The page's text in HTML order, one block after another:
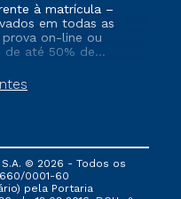
à matrícula –
em todas as
on-line ou
de até 50% de
e/ou não tenham
em uma das
governamentais, e
campanha
© 2026 - Todos os
0001-60
pela Portaria